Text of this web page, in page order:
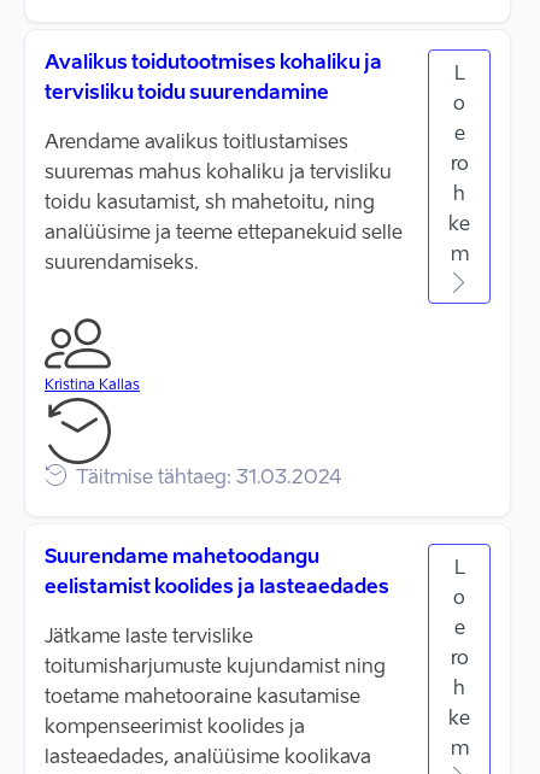
Avalikus toidutootmises kohaliku ja
tervisliku toidu suurendamine
Arendame avalikus toitlustamises
suuremas mahus kohaliku ja tervisliku
toidu kasutamist, sh mahetoitu, ning
analüüsime ja teeme ettepanekuid selle
suurendamiseks.
Kristina Kallas
Täitmise tähtaeg: 31.03.2024
L
o
e
ro
h
ke
m
Suurendame mahetoodangu
eelistamist koolides ja lasteaedades
Jätkame laste tervislike
toitumisharjumuste kujundamist ning
toetame mahetooraine kasutamise
kompenseerimist koolides ja
lasteaedades, analüüsime koolikava
L
o
e
ro
h
ke
m